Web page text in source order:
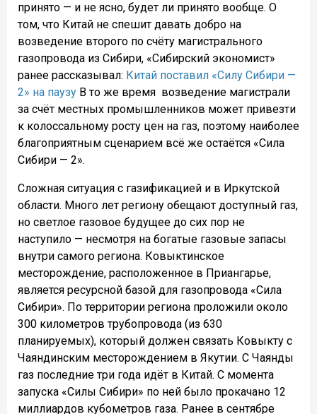
принято — и не ясно, будет ли принято вообще. О
том, что Китай не спешит давать добро на
возведение второго по счёту магистрального
газопровода из Сибири, «Сибирский экономист»
ранее рассказывал: Китай поставил «Силу Сибири —
2» на паузу В то же время возведение магистрали
за счёт местных промышленников может привезти
к колоссальному росту цен на газ, поэтому наиболее
благоприятным сценарием всё же остаётся «Сила
Сибири — 2».
Сложная ситуация с газификацией и в Иркутской
области. Много лет региону обещают доступный газ,
но светлое газовое будущее до сих пор не
наступило — несмотря на богатые газовые запасы
внутри самого региона. Ковыктинское
месторождение, расположенное в Приангарье,
является ресурсной базой для газопровода «Сила
Сибири». По территории региона проложили около
300 километров трубопровода (из 630
планируемых), который должен связать Ковыкту с
Чаяндинским месторождением в Якутии. С Чаянды
газ последние три года идёт в Китай. С момента
запуска «Силы Сибири» по ней было прокачано 12
миллиардов кубометров газа. Ранее в сентябре